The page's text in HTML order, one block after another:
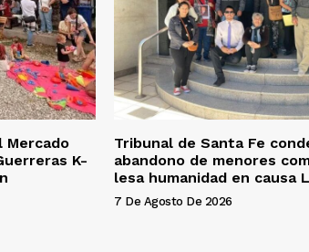
Mercado
K-
Tribunal de Santa Fe
abandono de menores
lesa humanidad en causa
7 De Agosto De 2026